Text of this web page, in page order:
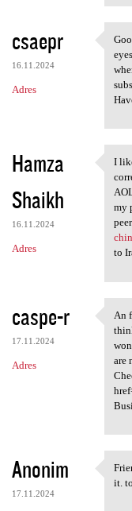
csaepr
16.11.2024
Adres
Hamza
Shaikh
16.11.2024
Adres
I
I
my
to
caspe-r
17.11.2024
Adres
An
An
are
Anonim
17.11.2024
it.